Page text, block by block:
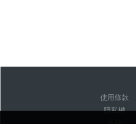
使用條款
隱私權